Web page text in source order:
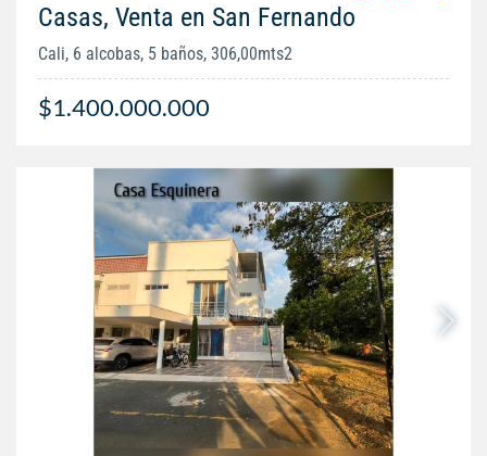
Casas, Venta en San Fernando
Cali, 6 alcobas, 5 baños, 306,00mts2
$1.400.000.000